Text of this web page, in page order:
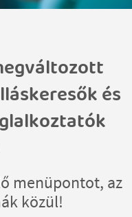
és
menüpontot, az
közül!